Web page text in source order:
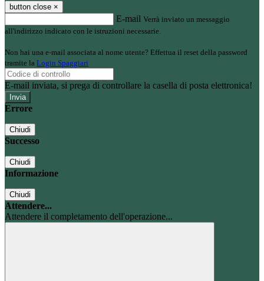
button close ×
E-mail Verrà inviato un messaggio
all'indirizzo indicato con le istruzioni necessarie.
Non hai una e-mail associata al nome utente? Effettua il reset della password
tramite la Login Spaggiari
E-mail inviata, si prega di controllare la casella di posta elettronica!
Errore
Chiudi
Successo
Chiudi
Informazione
Chiudi
Attendere...
Attendere il completamento dell'operazione...